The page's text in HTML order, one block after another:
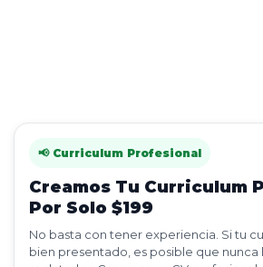
📢 Curriculum Profesional
Creamos Tu Curriculum
Por Solo $199
No basta con tener experiencia. Si tu
bien presentado, es posible que nunca